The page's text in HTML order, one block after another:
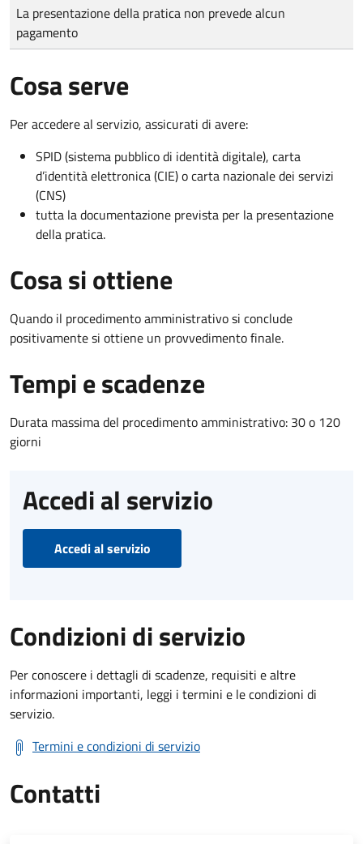
Tipo di pagamento
Importo
La presentazione della pratica non prevede alcun
pagamento
Cosa serve
Per accedere al servizio, assicurati di avere:
SPID (sistema pubblico di identità digitale), carta
d’identità elettronica (CIE) o carta nazionale dei servizi
(CNS)
tutta la documentazione prevista per la presentazione
della pratica.
Cosa si ottiene
Quando il procedimento amministrativo si conclude
positivamente si ottiene un provvedimento finale.
Tempi e scadenze
Durata massima del procedimento amministrativo: 30 o 120
giorni
Accedi al servizio
Accedi al servizio
Condizioni di servizio
Per conoscere i dettagli di scadenze, requisiti e altre
informazioni importanti, leggi i termini e le condizioni di
servizio.
Termini e condizioni di servizio
Contatti